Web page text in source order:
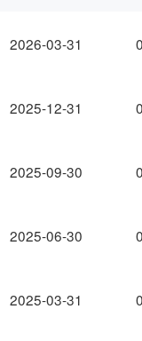
2026-03-31
2025-12-31
2025-09-30
2025-06-30
2025-03-31